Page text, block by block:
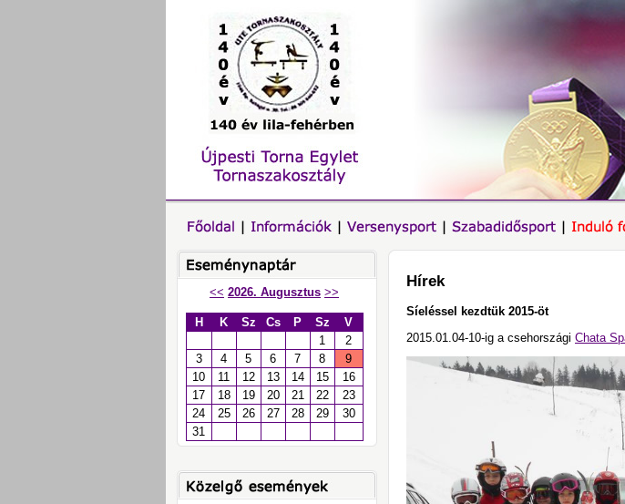
<< 2026. Augusztus >>
H K Sz Cs P Sz
V
1
2
3
4 5 6 7 8
9
10
11 12 13 14 15
16
17
18 19 20 21 22
23
24
25 26 27 28 29
30
31
Hírek
Síeléssel kezdtük 2015-öt
2015.01.04-10-ig a csehországi Chata